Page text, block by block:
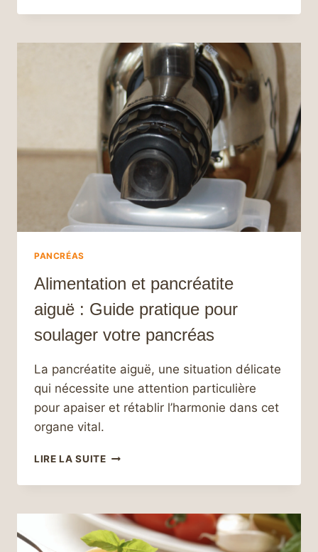
TRADITIONNEL :
ALIMENT
ESSENTIEL
POUR
LA
SANTÉ
ET
LE
BIEN-
ÊTRE
PANCRÉAS
Alimentation et pancréatite
aiguë : Guide pratique pour
soulager votre pancréas
La pancréatite aiguë, une situation délicate
qui nécessite une attention particulière
pour apaiser et rétablir l’harmonie dans cet
organe vital.
LIRE LA SUITEALIMENTATION
PANCRÉATITE
GUIDE
PRATIQUE
POUR